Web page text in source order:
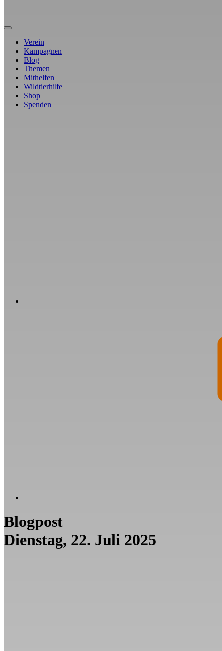
Verein
Kampagnen
Blog
Themen
Mithelfen
Wildtierhilfe
Shop
Spenden
Blogpost
Dienstag, 22. Juli 2025